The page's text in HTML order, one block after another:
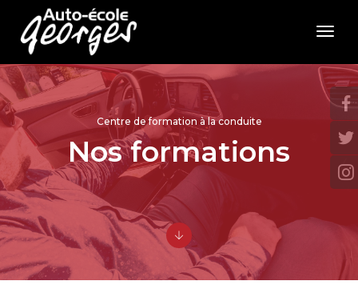
Centre de formation à la conduite
Nos formations